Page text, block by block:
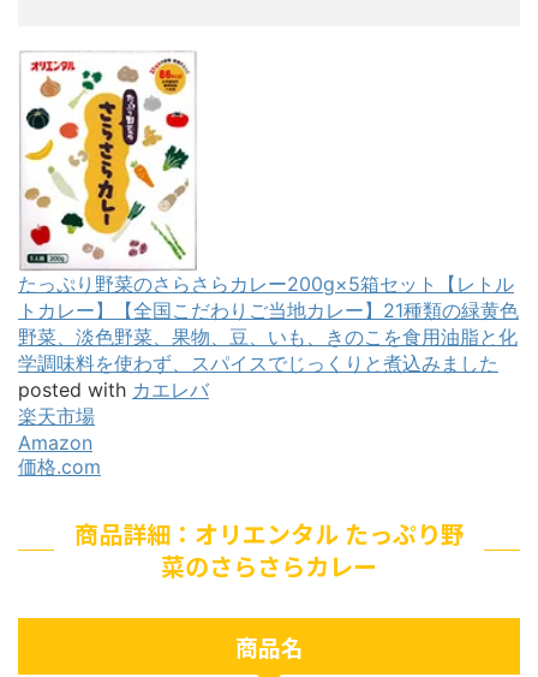
たっぷり野菜のさらさらカレー200g×5箱セット【レトル
トカレー】【全国こだわりご当地カレー】21種類の緑黄色
野菜、淡色野菜、果物、豆、いも、きのこを食用油脂と化
学調味料を使わず、スパイスでじっくりと煮込みました
posted with カエレバ
楽天市場
Amazon
価格.com
商品詳細：オリエンタル たっぷり野
菜のさらさらカレー
商品名